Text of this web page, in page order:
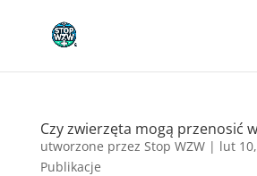
Czy zwierzęta mogą przenosić
utworzone przez Stop WZW| lut
Publikacje